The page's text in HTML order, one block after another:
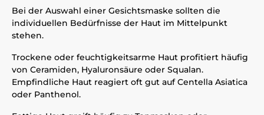
Bei der Auswahl einer Gesichtsmaske sollten die
individuellen Bedürfnisse der Haut im Mittelpunkt
stehen.
Trockene oder feuchtigkeitsarme Haut profitiert häufig
von Ceramiden, Hyaluronsäure oder Squalan.
Empfindliche Haut reagiert oft gut auf Centella Asiatica
oder Panthenol.